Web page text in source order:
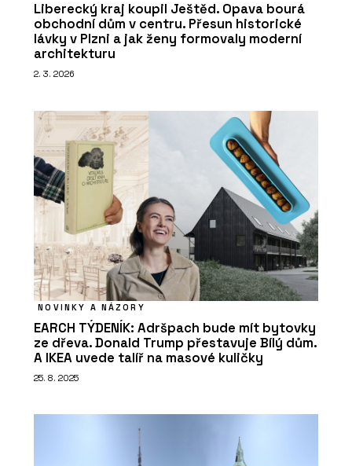
Liberecký kraj koupil Ještěd. Opava bourá
obchodní dům v centru. Přesun historické
lávky v Plzni a jak ženy formovaly moderní
architekturu
2. 3. 2026
NOVINKY A NÁZORY
EARCH TÝDENÍK: Adršpach bude mít bytovky
ze dřeva. Donald Trump přestavuje Bílý dům.
A IKEA uvede talíř na masové kuličky
25. 8. 2025